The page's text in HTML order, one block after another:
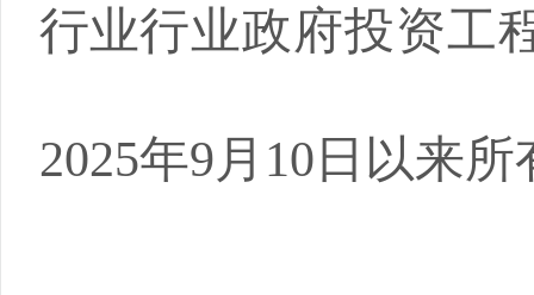
行业行业政府投资工
2025年9月10日以来